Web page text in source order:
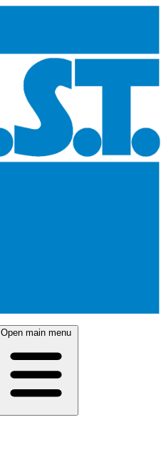
Open main menu